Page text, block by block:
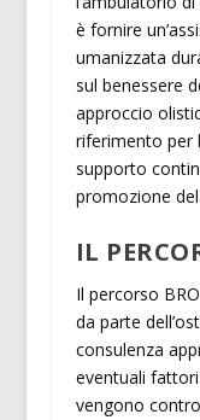
è fornire
umanizzata
sul benessere
approccio
riferimento per
supporto
promozione
IL
Il percorso
da parte
consulenza
eventuali
vengono